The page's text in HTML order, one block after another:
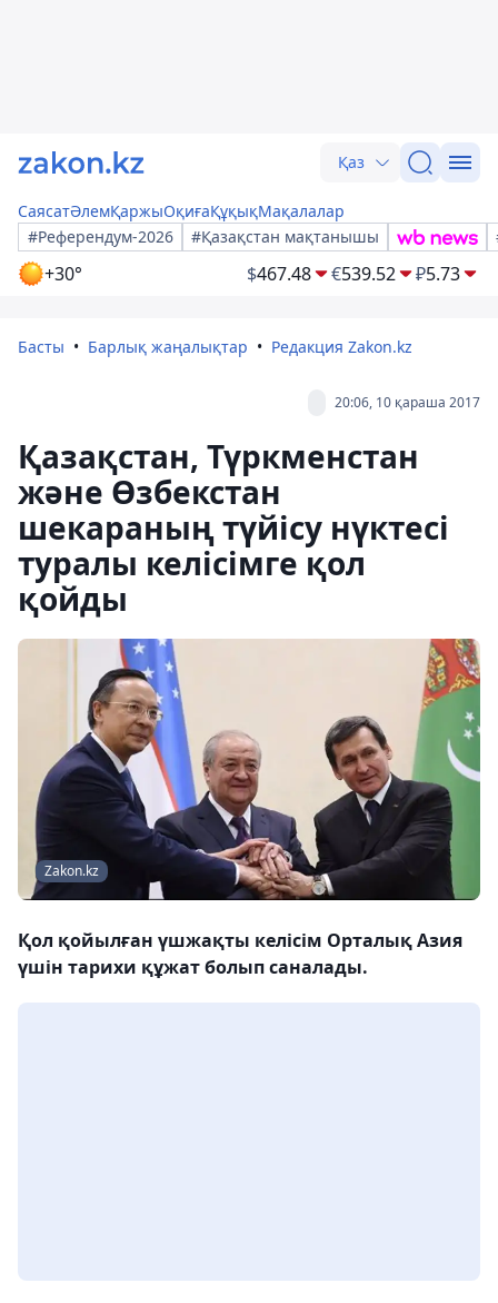
Қаз
СаясатӘлемҚаржыОқиғаҚұқықМақалалар
#Референдум-2026
#Қазақстан мақтанышы
+30° $467.48 €539.52 ₽5.73
Басты Барлық жаңалықтар Редакция Zakon.kz
20:06, 10 қараша 2017
Қазақстан, Түркменстан
және Өзбекстан
шекараның түйісу нүктесі
туралы келісімге қол
қойды
Zakon.kz
Қол қойылған үшжақты келісім Орталық Азия
үшін тарихи құжат болып саналады.